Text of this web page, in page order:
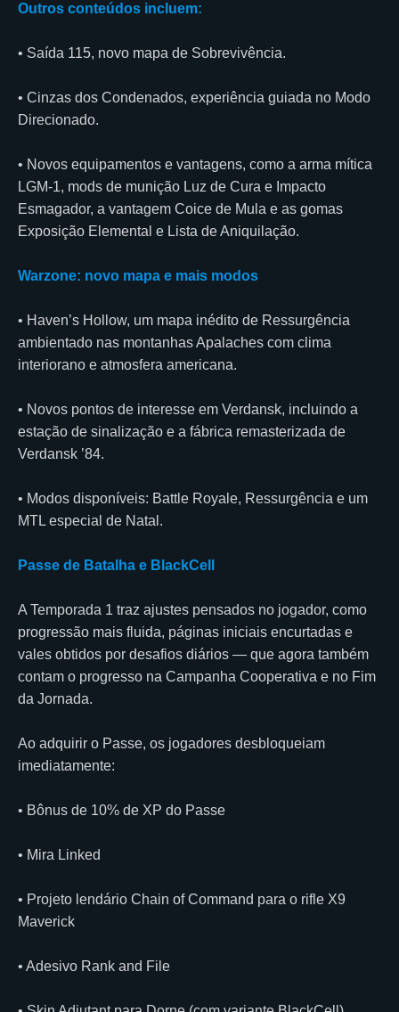
Outros conteúdos incluem:
• Saída 115, novo mapa de Sobrevivência.
• Cinzas dos Condenados, experiência guiada no Modo
Direcionado.
• Novos equipamentos e vantagens, como a arma mítica
LGM-1, mods de munição Luz de Cura e Impacto
Esmagador, a vantagem Coice de Mula e as gomas
Exposição Elemental e Lista de Aniquilação.
Warzone: novo mapa e mais modos
• Haven’s Hollow, um mapa inédito de Ressurgência
ambientado nas montanhas Apalaches com clima
interiorano e atmosfera americana.
• Novos pontos de interesse em Verdansk, incluindo a
estação de sinalização e a fábrica remasterizada de
Verdansk ’84.
• Modos disponíveis: Battle Royale, Ressurgência e um
MTL especial de Natal.
Passe de Batalha e BlackCell
A Temporada 1 traz ajustes pensados no jogador, como
progressão mais fluida, páginas iniciais encurtadas e
vales obtidos por desafios diários — que agora também
contam o progresso na Campanha Cooperativa e no Fim
da Jornada.
Ao adquirir o Passe, os jogadores desbloqueiam
imediatamente:
• Bônus de 10% de XP do Passe
• Mira Linked
• Projeto lendário Chain of Command para o rifle X9
Maverick
• Adesivo Rank and File